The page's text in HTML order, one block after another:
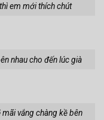
em mới thích chút
nhau cho đến lúc già
vắng chàng kề bên